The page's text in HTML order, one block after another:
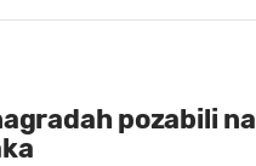
pozabili na